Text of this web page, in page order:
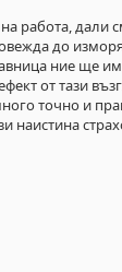
работа, дали
до
ние ще
от тази
точно и
наистина